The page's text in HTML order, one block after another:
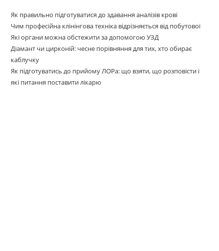
Як правильно підготуватися до здавання аналізів крові
Чим професійна клінінгова техніка відрізняється від побутової
Які органи можна обстежити за допомогою УЗД
Діамант чи цирконій: чесне порівняння для тих, хто обирає
каблучку
Як підготуватись до прийому ЛОРа: що взяти, що розповісти і
які питання поставити лікарю